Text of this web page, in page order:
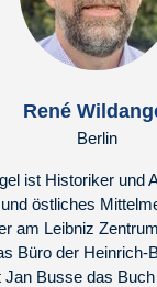
René
Berlin
ist Historiker und
östliches
am Leibniz
Büro der Heinrich-
Jan Busse das Buch